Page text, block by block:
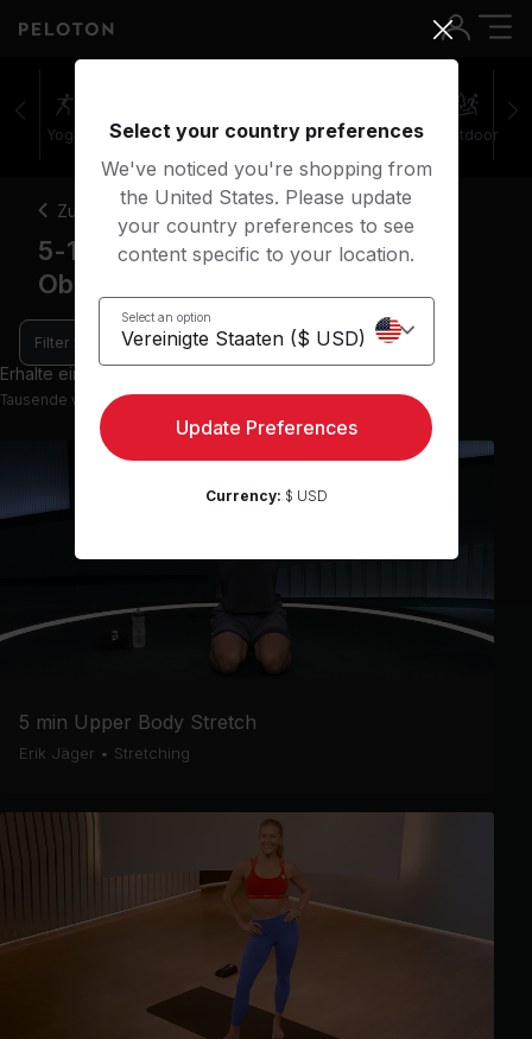
Yoga Meditation Stretching Walking Outdoor
Zurück
5-10 Minuten Stretching-Kurse
Oberkörper-Stretching
Filter
Erhalte einen Einblick mit 9 Vorschau-Kursen
Tausende weitere Kurse in der App verfügbar
5 min Upper Body Stretch
Erik Jäger • Stretching
Select your country preferences
We've noticed you're shopping from
the United States. Please update
your country preferences to see
content specific to your location.
Select an option
Update Preferences
Currency: $ USD